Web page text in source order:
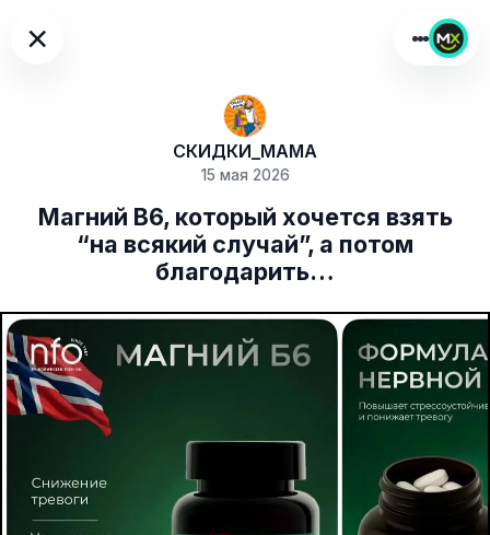
×
СКИДКИ_MAMA
15 мая 2026
Магний В6, который хочется взять
“на всякий случай”, а потом
благодарить…